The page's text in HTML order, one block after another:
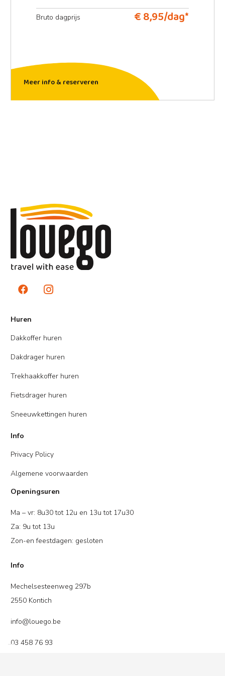
Bruto dagprijs € 8,95/dag*
Meer info & reserveren
Huren
Dakkoffer huren
Dakdrager huren
Trekhaakkoffer huren
Fietsdrager huren
Sneeuwkettingen huren
Info
Privacy Policy
Algemene voorwaarden
Openingsuren
Ma – vr: 8u30 tot 12u en 13u tot 17u30
Za: 9u tot 13u
Zon-en feestdagen: gesloten
Info
Mechelsesteenweg 297b
2550 Kontich
info@louego.be
03 458 76 93